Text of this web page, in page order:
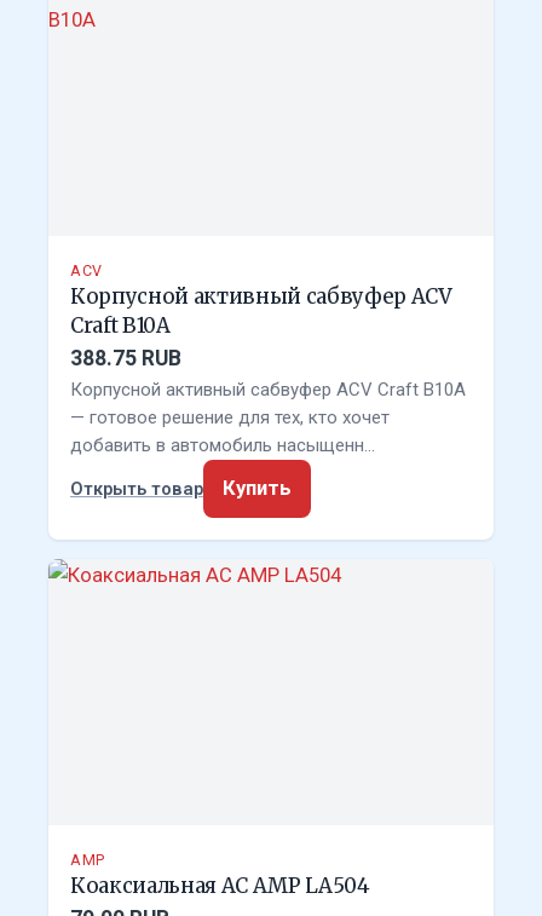
ACV
Корпусной активный сабвуфер ACV
Craft B10A
388.75 RUB
Корпусной активный сабвуфер ACV Craft B10A
— готовое решение для тех, кто хочет
добавить в автомобиль насыщенн…
Открыть товар
Купить
AMP
Коаксиальная АС AMP LA504